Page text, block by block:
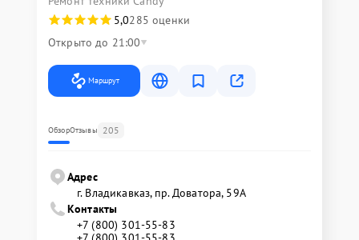
5,0285 оценки
Открыто до 21:00
Маршрут
ОбзорОтзывы 205
Адрес
г. Владикавказ, пр. Доватора, 59А
Контакты
+7 (800) 301-55-83